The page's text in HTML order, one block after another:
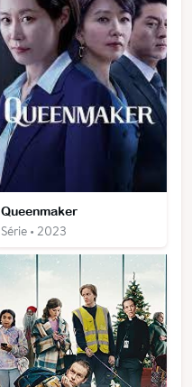
Queenmaker
Série • 2023